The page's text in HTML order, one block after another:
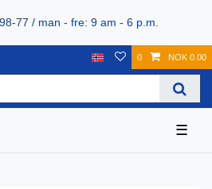
77 / man - fre: 9 am - 6 p.m.
0 NOK 0.00
☰